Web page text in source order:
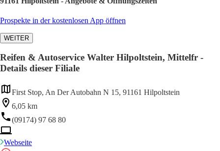
Prospekte in der kostenlosen App öffnen
WEITER
Reifen & Autoservice Walter Hilpoltstein, Mittelfr -
Details dieser Filiale
First Stop, An Der Autobahn N 15, 91161 Hilpoltstein
6,05 km
(09174) 97 68 80
Webseite